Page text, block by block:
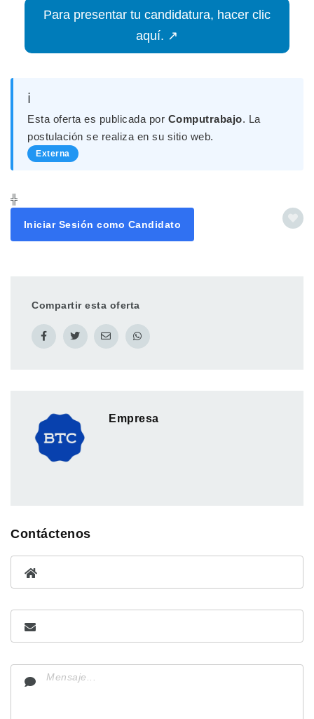
Para presentar tu candidatura, hacer clic
aquí. ↗
ℹ️
Esta oferta es publicada por Computrabajo. La
postulación se realiza en su sitio web.
Externa
╬
Iniciar Sesión como Candidato
Compartir esta oferta
Empresa
Contáctenos